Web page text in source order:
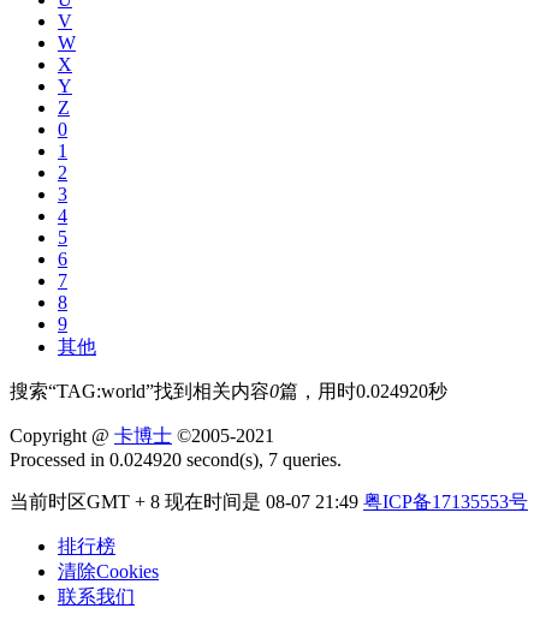
V
W
X
Y
Z
0
1
2
3
4
5
6
7
8
9
其他
搜索“TAG:world”找到相关内容0篇，用时0.024920秒
Copyright @ 卡博士 ©2005-2021
Processed in 0.024920 second(s), 7 queries.
当前时区GMT + 8 现在时间是 08-07 21:49 粤ICP备17135553号
排行榜
清除Cookies
联系我们